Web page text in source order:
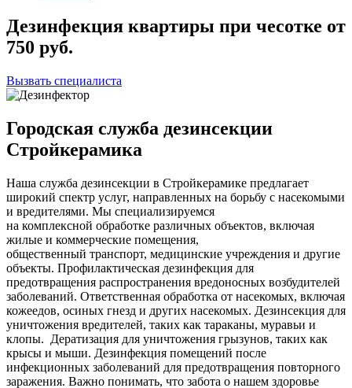
Дезинфекция квартиры при чесотке от
750 руб.
Вызвать специалиста
Городская служба дезинсекции
Стройкерамика
Наша служба дезинсекции в Стройкерамике предлагает
широкий спектр услуг, направленных на борьбу с насекомыми
и вредителями. Мы специализируемся
на комплексной обработке различных объектов, включая
жилые и коммерческие помещения,
общественный транспорт, медицинские учреждения и другие
объекты. Профилактическая дезинфекция для
предотвращения распространения вредоносных возбудителей
заболеваний. Ответственная обработка от насекомых, включая
кожеедов, осиных гнезд и других насекомых. Дезинсекция для
уничтожения вредителей, таких как тараканы, муравьи и
клопы. Дератизация для уничтожения грызунов, таких как
крысы и мыши. Дезинфекция помещений после
инфекционных заболеваний для предотвращения повторного
заражения. Важно понимать, что забота о нашем здоровье